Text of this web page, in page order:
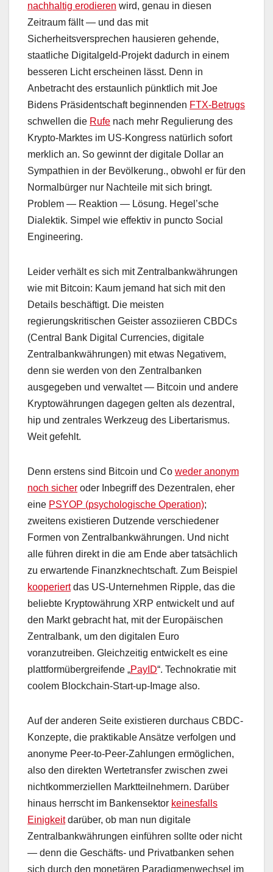
nachhaltig erodieren wird, genau in diesen
Zeitraum fällt — und das mit
Sicherheitsversprechen hausieren gehende,
staatliche Digitalgeld-Projekt dadurch in einem
besseren Licht erscheinen lässt. Denn in
Anbetracht des erstaunlich pünktlich mit Joe
Bidens Präsidentschaft beginnenden FTX-Betrugs
schwellen die Rufe nach mehr Regulierung des
Krypto-Marktes im US-Kongress natürlich sofort
merklich an. So gewinnt der digitale Dollar an
Sympathien in der Bevölkerung., obwohl er für den
Normalbürger nur Nachteile mit sich bringt.
Problem — Reaktion — Lösung. Hegel’sche
Dialektik. Simpel wie effektiv in puncto Social
Engineering.
Leider verhält es sich mit Zentralbankwährungen
wie mit Bitcoin: Kaum jemand hat sich mit den
Details beschäftigt. Die meisten
regierungskritischen Geister assoziieren CBDCs
(Central Bank Digital Currencies, digitale
Zentralbankwährungen) mit etwas Negativem,
denn sie werden von den Zentralbanken
ausgegeben und verwaltet — Bitcoin und andere
Kryptowährungen dagegen gelten als dezentral,
hip und zentrales Werkzeug des Libertarismus.
Weit gefehlt.
Denn erstens sind Bitcoin und Co weder anonym
noch sicher oder Inbegriff des Dezentralen, eher
eine PSYOP (psychologische Operation);
zweitens existieren Dutzende verschiedener
Formen von Zentralbankwährungen. Und nicht
alle führen direkt in die am Ende aber tatsächlich
zu erwartende Finanzknechtschaft. Zum Beispiel
kooperiertdas US-Unternehmen Ripple, das die
beliebte Kryptowährung XRP entwickelt und auf
den Markt gebracht hat, mit der Europäischen
Zentralbank, um den digitalen Euro
voranzutreiben. Gleichzeitig entwickelt es eine
plattformübergreifende „PayID“. Technokratie mit
coolem Blockchain-Start-up-Image also.
Auf der anderen Seite existieren durchaus CBDC-
Konzepte, die praktikable Ansätze verfolgen und
anonyme Peer-to-Peer-Zahlungen ermöglichen,
also den direkten Wertetransfer zwischen zwei
nichtkommerziellen Marktteilnehmern. Darüber
hinaus herrscht im Bankensektor keinesfalls
Einigkeitdarüber, ob man nun digitale
Zentralbankwährungen einführen sollte oder nicht
— denn die Geschäfts- und Privatbanken sehen
sich durch den monetären Paradigmenwechsel im